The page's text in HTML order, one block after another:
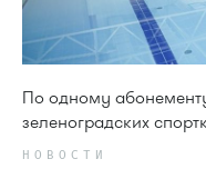
По одному
зеленоградских
НОВОСТИ